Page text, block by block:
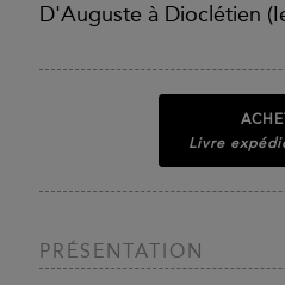
D'Auguste à Dioclétien
Livre
PRÉSENTATION